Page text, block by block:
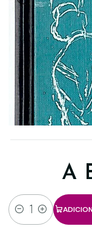
A
Quantidade